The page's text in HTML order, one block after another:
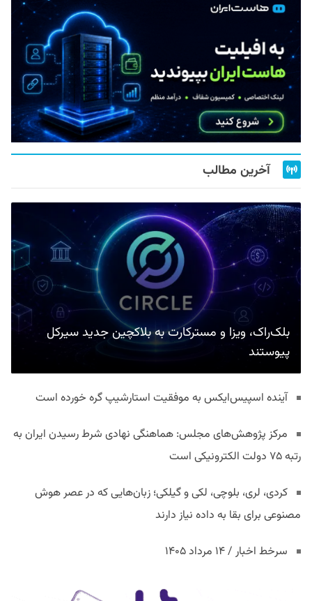
آخرین مطالب
بلک‌راک، ویزا و مسترکارت به بلاکچین جدید سیرکل
پیوستند
آینده اسپیس‌ایکس به موفقیت استارشیپ گره خورده است
مرکز پژوهش‌های مجلس: هماهنگی نهادی شرط رسیدن ایران به
رتبه ۷۵ دولت الکترونیکی است
کردی، لری، بلوچی، لکی و گیلکی؛ زبان‌هایی که در عصر هوش
مصنوعی برای بقا به داده نیاز دارند
سرخط اخبار / ۱۴ مرداد ۱۴۰۵